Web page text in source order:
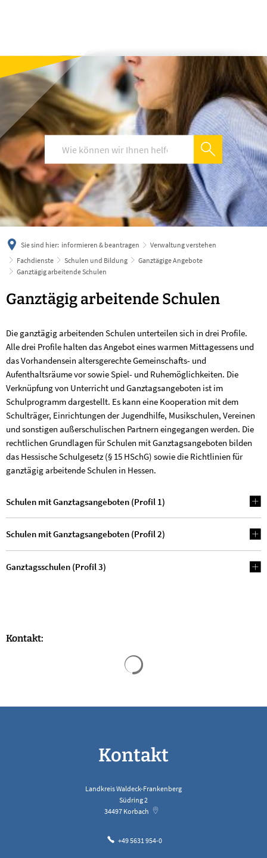
deutsch
Sie sind hier: informieren & beantragen
Verwaltung verstehen
Fachdienste
Schulen und Bildung
Ganztägige Angebote
Ganztägig arbeitende Schulen
Ganztägig
Schulen
Ganztägig arbeitende Schulen
Die ganztägig arbeitenden Schulen unterteilen sich in drei Profile.
Alle drei Profile halten das Angebot eines warmen Mittagessens und
das Vorhandensein altersgerechte Gemeinschafts- und
Aufenthaltsräume vor sowie Spiel- und Ruhemöglichkeiten. Die
Verknüpfung von Unterricht und Ganztagsangeboten ist im
Schulprogramm dargestellt. Es kann eine Kooperation mit dem
Schulträger, Einrichtungen der Jugendhilfe, Musikschulen, Vereinen
und sonstigen außerschulischen Partnern eingegangen werden. Die
rechtlichen Grundlagen für Schulen mit Ganztagsangeboten bilden
das Hessische Schulgesetz (§ 15 HSchG) sowie die Richtlinien für
ganztägig arbeitende Schulen in Hessen.
Schulen mit Ganztagsangeboten (Profil 1)
Schulen mit Ganztagsangeboten (Profil 2)
Ganztagsschulen (Profil 3)
Kontakt:
Kontakt
Landkreis Waldeck-Frankenberg
Südring 2
34497 Korbach
+49 5631 954-0